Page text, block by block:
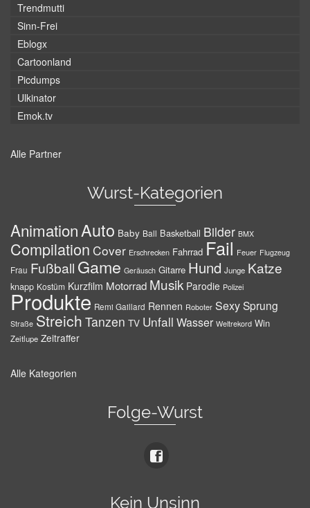
Trendmutti
Sinn-Frei
Eblogx
Cartoonland
Picdumps
Ulkinator
Emok.tv
Alle Partner
Wurst-Kategorien
AnimationAuto Baby Ball Basketball Bilder BMX
Compilation Cover Erschrecken Fahrrad Fail Feuer Flugzeug
Frau Fußball Game Geräusch Gitarre Hund Junge Katze
knapp Kostüm Kurzfilm Motorrad Musik Parodie Polizei
Produkte Remi Gaillard Rennen Roboter SexySprung
Straße Streich Tanzen TV Unfall Wasser Weltrekord Win
Zeitlupe Zeitraffer
Alle Kategorien
Folge-Wurst
Kein Unsinn